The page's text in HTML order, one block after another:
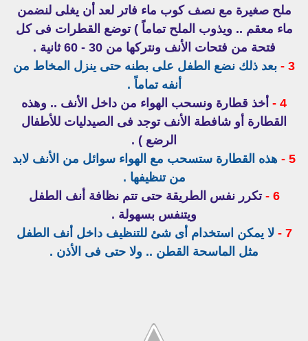
ملح صغيرة مع نصف كوب ماء فاتر لعد أن يغلى لنضمن
ماء معقم .. ويذوب الملح تماماً ) توضع القطرات فى كل
فتحة من فتحات الأنف ونتركها من 30 - 60 ثانية .
3 -
بعد ذلك نضع الطفل على بطنه حتى ينزل المخاط من
أنفه تماماً .
4 -
أخذ قطارة ونسحب الهواء من داخل الأنف .. وهذه
القطارة أو شافطة الأنف توجد فى الصيدليات للأطفال
الرضع ) .
5 -
هذه القطارة ستسحب مع الهواء سوائل من الأنف لابد
من تنظيفها .
6 -
تكرر نفس الطريقة حتى تتم نظافة أنف الطفل
ويتنفس بسهولة .
7 -
لا يمكن استخدام أى شئ للتنظيف داخل أنف الطفل
مثل الماسحة القطن .. ولا حتى فى الأذن .